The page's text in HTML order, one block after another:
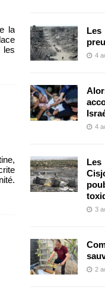
la
les
4
4
3
2